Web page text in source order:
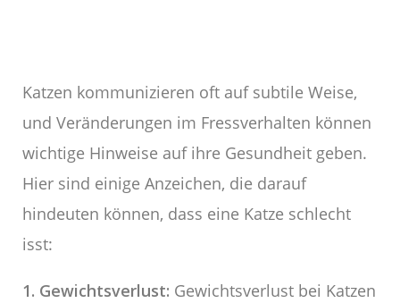
Katzen kommunizieren oft auf subtile Weise,
und Veränderungen im Fressverhalten können
wichtige Hinweise auf ihre Gesundheit geben.
Hier sind einige Anzeichen, die darauf
hindeuten können, dass eine Katze schlecht
isst:
1. Gewichtsverlust: Gewichtsverlust bei Katzen